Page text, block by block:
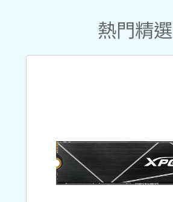
熱門精選